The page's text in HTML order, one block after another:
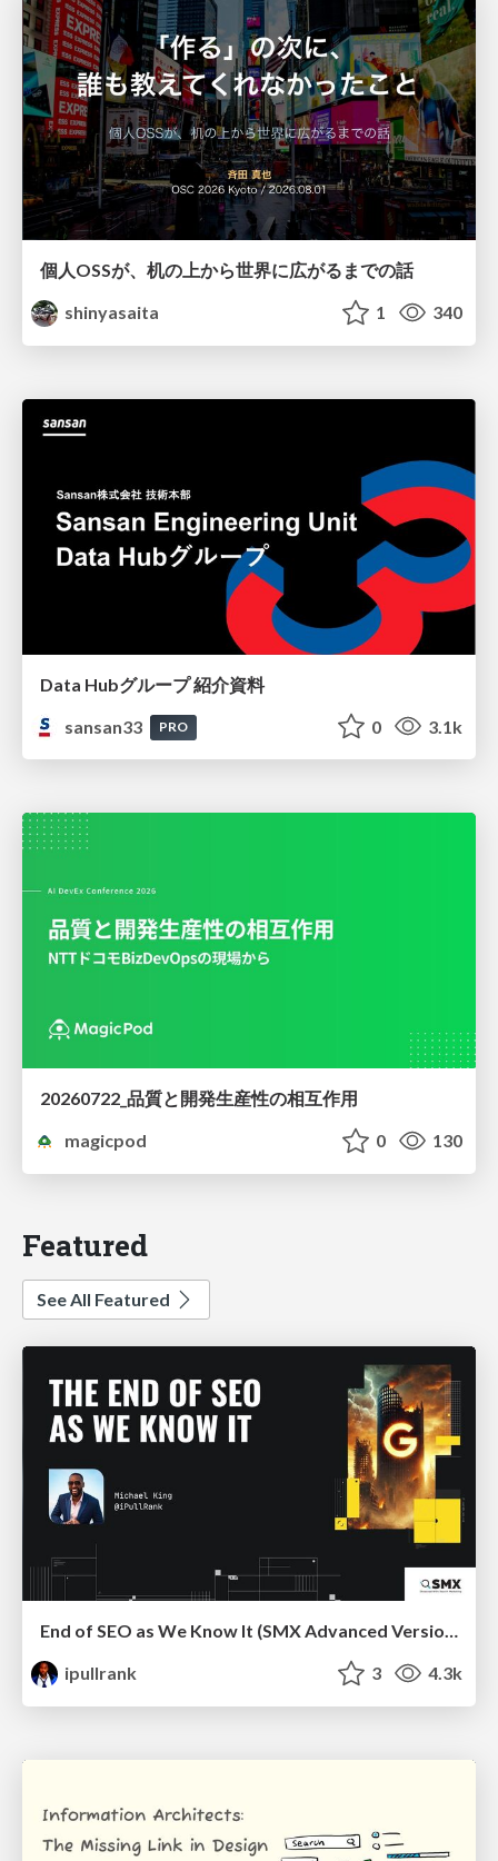
個人OSSが、机の上から世界に広がるまでの話
shinyasaita
1 340
Data Hubグループ 紹介資料
sansan33
PRO 0 3.1k
20260722_品質と開発生産性の相互作用
magicpod
0 130
Featured
See All Featured
End of SEO as We Know It (SMX Advanced Version)
ipullrank
3 4.3k